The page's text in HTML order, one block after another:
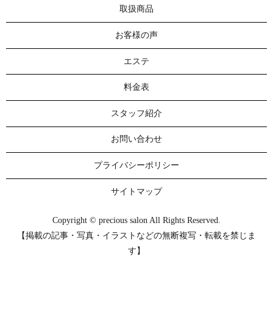
取扱商品
お客様の声
エステ
料金表
スタッフ紹介
お問い合わせ
プライバシーポリシー
サイトマップ
Copyright © precious salon All Rights Reserved.
【掲載の記事・写真・イラストなどの無断複写・転載を禁じま
す】